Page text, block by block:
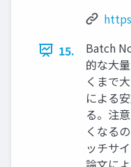
15.
Batch
的な大
くまで
による
る。注
くなる
ッチサ